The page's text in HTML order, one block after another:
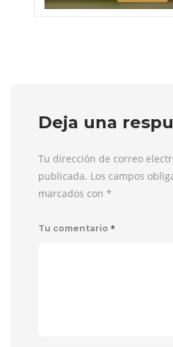
Deja una
Tu dirección de correo
publicada. Los campos
marcados con *
Tu comentario *